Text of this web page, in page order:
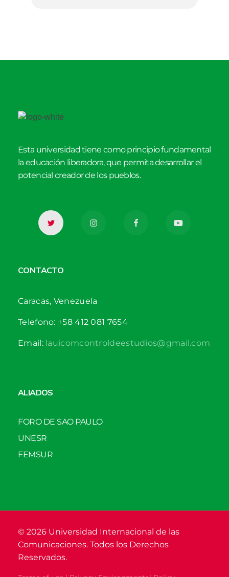
Esta universidad tiene como principio fundamental
la educación liberadora, que permita desarrollar el
potencial creador de los pueblos.
CONTACTO
Caracas, Venezuela
Telefono: +58 412 081 7654
Email:lauicomcontroldeestudios@gmail.com
ALIADOS
FORO DE SAO PAULO
UNESR
FEMSUR
© 2026 Universidad Internacional de las
Comunicaciones. Todos los Derechos
Reservados.